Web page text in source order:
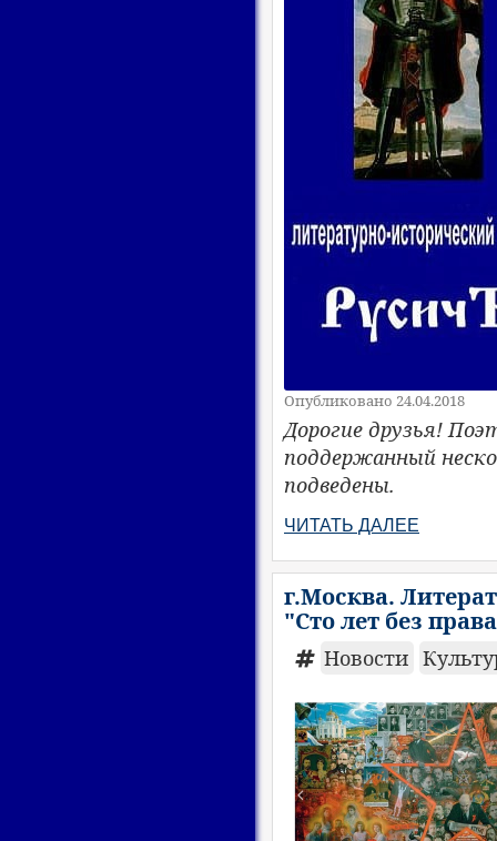
Опубликовано 24.04.2018
Дорогие друзья!
поддержанный
подведены.
ЧИТАТЬ ДАЛЕЕ
г.Москва.
"Сто лет без
Новости